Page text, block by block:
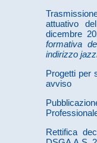
attuativo
dicembre
formativa
indirizzo
Progetti per
avviso
Rettifica